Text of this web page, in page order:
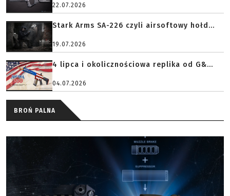
22.07.2026
Stark Arms SA-226 czyli airsoftowy hołd...
19.07.2026
4 lipca i okolicznościowa replika od G&...
04.07.2026
BROŃ PALNA